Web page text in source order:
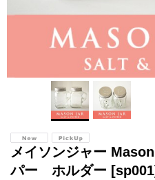
メイソンジャー
パー ホルダー